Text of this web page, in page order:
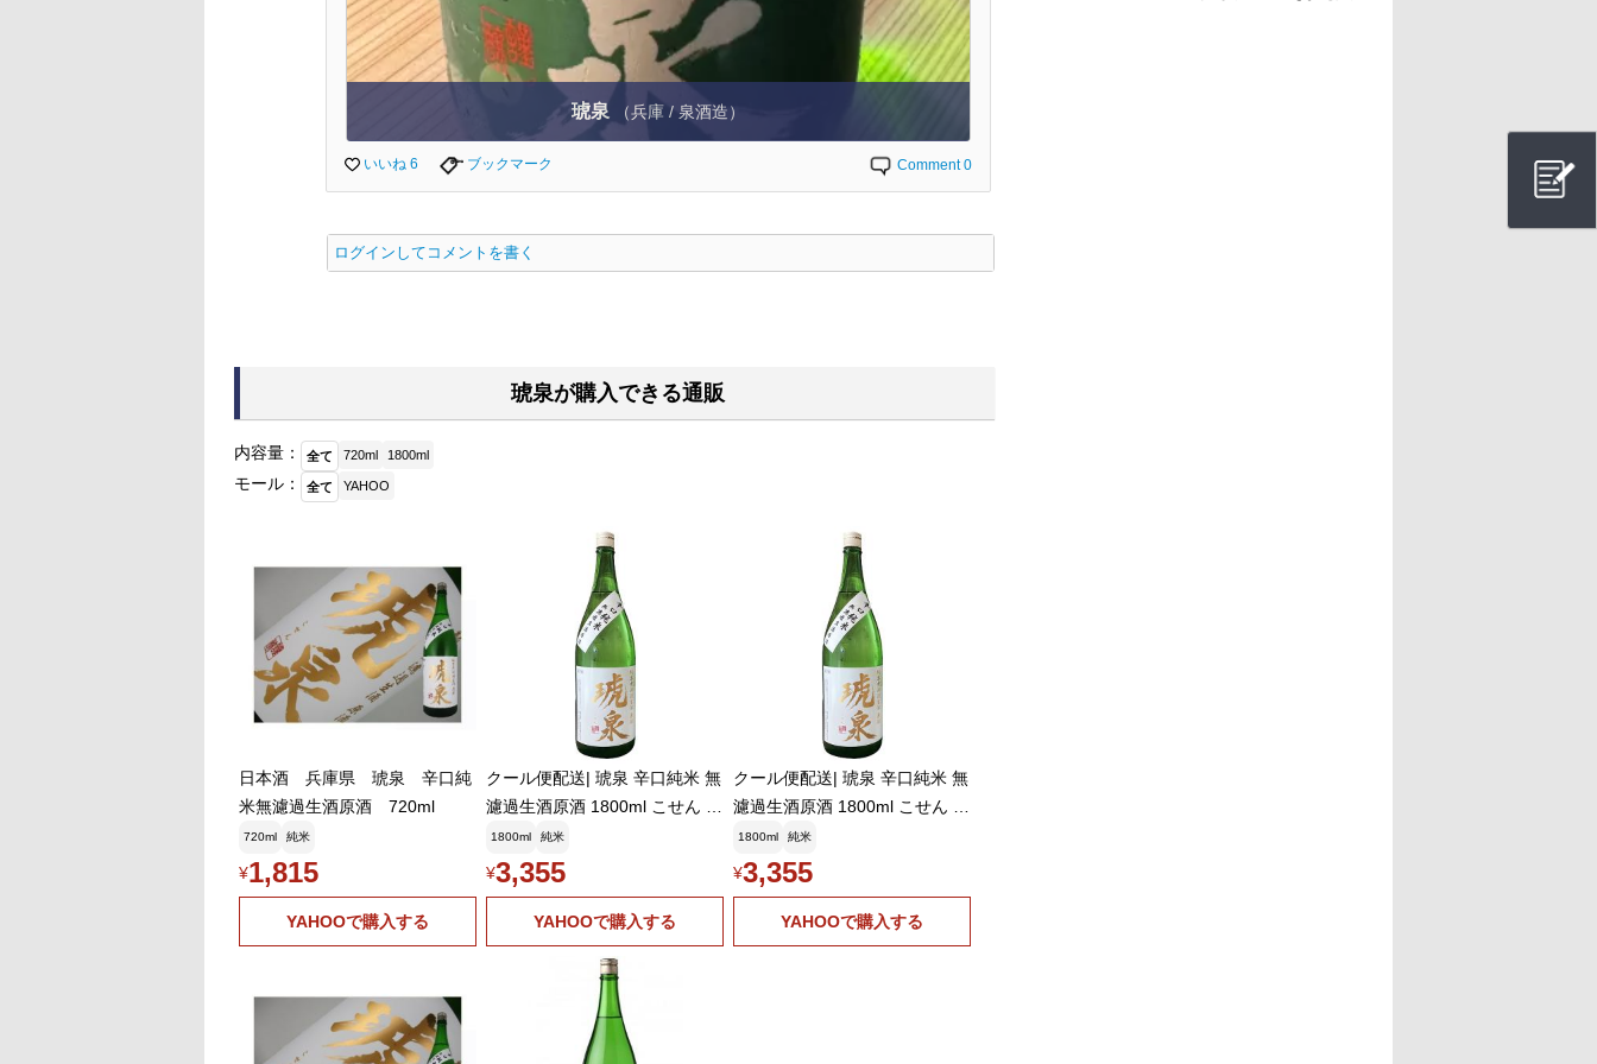
琥泉 （兵庫 / 泉酒造）
いいね 6 ブックマーク Comment 0
ログインしてコメントを書く
琥泉が購入できる通販
内容量： 全て 720ml 1800ml
モール： 全て YAHOO
日本酒 兵庫県 琥泉 辛口純
米無濾過生酒原酒 720ml
720ml 純米
¥1,815
YAHOOで購入する
クール便配送| 琥泉 辛口純米 無
濾過生酒原酒 1800ml こせん 泉
酒造 お中元ギフト
1800ml 純米
¥3,355
YAHOOで購入する
クール便配送| 琥泉 辛口純米 無
濾過生酒原酒 1800ml こせん 泉
酒造 お中元ギフト
1800ml 純米
¥3,355
YAHOOで購入する